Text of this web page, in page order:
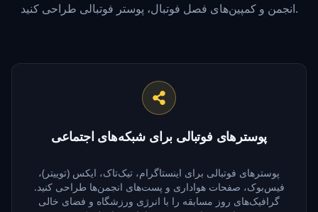
انجمن و کمپین‌های فصل فوتبال، پوستر فوتبالی طراحی کنید.
پوسترهای فوتبالی برای شبکه‌های اجتماعی
پوسترهای فوتبالی برای اینستاگرام، تیک‌تاک، ایکس (توییتر)،
فیس‌بوک، صفحات هواداری و پست‌های انجمن‌ها طراحی کنید.
گرافیک‌های روز مسابقه را با انرژی ورزشگاه و فضای خالی